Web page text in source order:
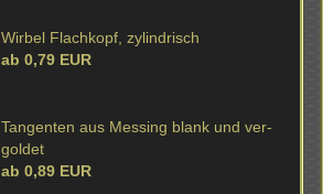
Wir­bel Flach­kopf, zy­lin­drisch
ab 0,79 EUR
Tan­gen­ten aus Mes­sing blank und ver­
gol­det
ab 0,89 EUR